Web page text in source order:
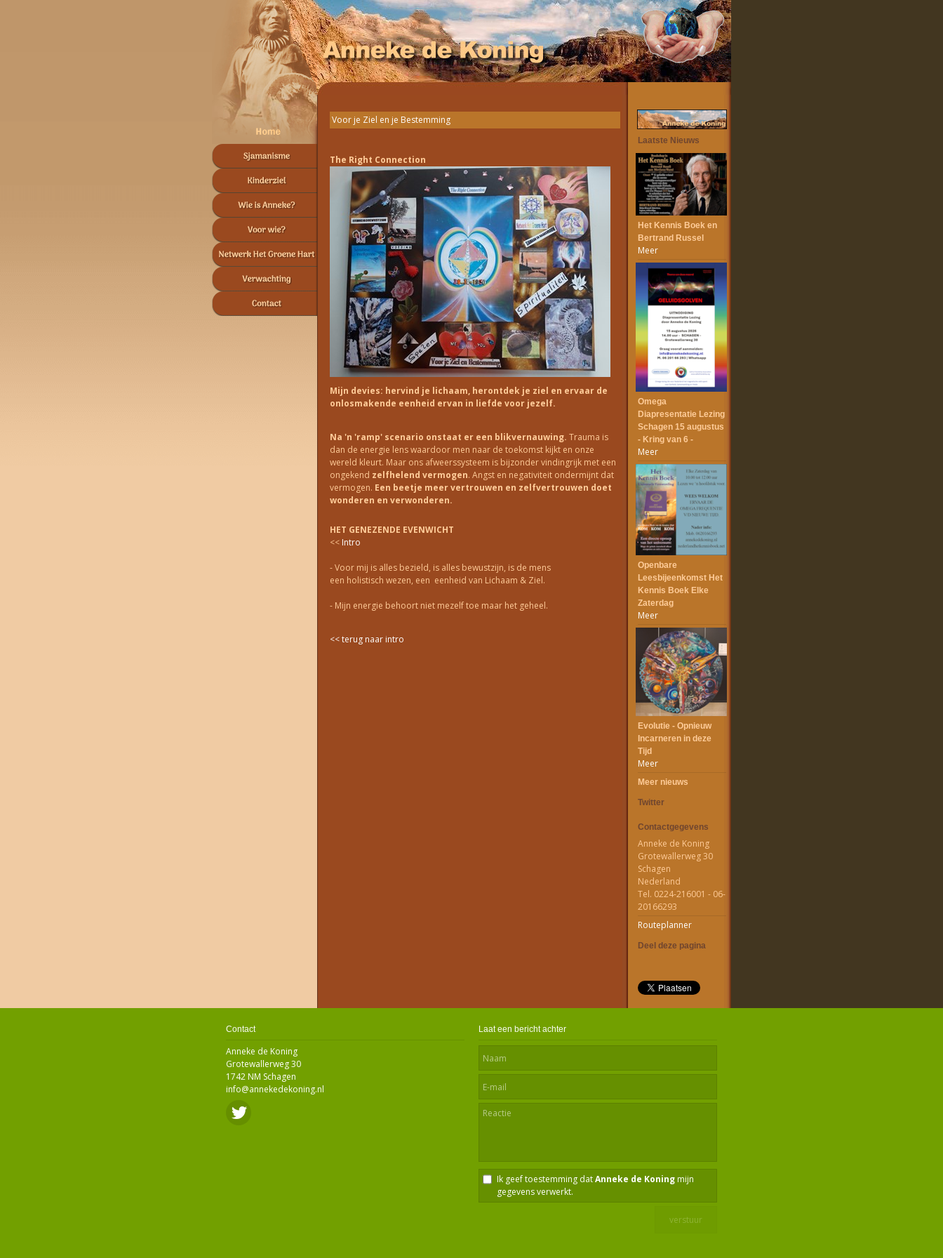
Voor je Ziel en je Bestemming
The Right Connection
Mijn devies: hervind je lichaam, herontdek je ziel en ervaar de
onlosmakende eenheid ervan in liefde voor jezelf.
Na 'n 'ramp' scenario onstaat er een blikvernauwing. Trauma is
dan de energie lens waardoor men naar de toekomst kijkt en onze
wereld kleurt. Maar ons afweerssysteem is bijzonder vindingrijk met een
ongekend zelfhelend vermogen. Angst en negativiteit ondermijnt dat
vermogen. Een beetje meer vertrouwen en zelfvertrouwen doet
wonderen en verwonderen.
HET GENEZENDE EVENWICHT
<< Intro
- Voor mij is alles bezield, is alles bewustzijn, is de mens
een holistisch wezen, een eenheid van Lichaam & Ziel.
- Mijn energie behoort niet mezelf toe maar het geheel.
<< terug naar intro
Laatste Nieuws
Het Kennis Boek en
Bertrand Russel
Meer
Omega
Diapresentatie Lezing
Schagen 15 augustus
- Kring van 6 -
Meer
Openbare
Leesbijeenkomst Het
Kennis Boek Elke
Zaterdag
Meer
Evolutie - Opnieuw
Incarneren in deze
Tijd
Meer
Meer nieuws
Twitter
Contactgegevens
Anneke de Koning
Grotewallerweg 30
Schagen
Nederland
Tel. 0224-216001 - 06-
20166293
Routeplanner
Deel deze pagina
Contact
Anneke de Koning
Grotewallerweg 30
1742 NM Schagen
info@annekedekoning.nl
Laat een bericht achter
Ik geef toestemming datAnneke de Koningmijn
gegevens verwerkt.